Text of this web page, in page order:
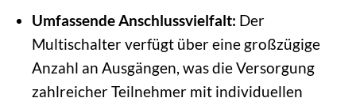
Umfassende Anschlussvielfalt: Der
Multischalter verfügt über eine großzügige
Anzahl an Ausgängen, was die Versorgung
zahlreicher Teilnehmer mit individuellen